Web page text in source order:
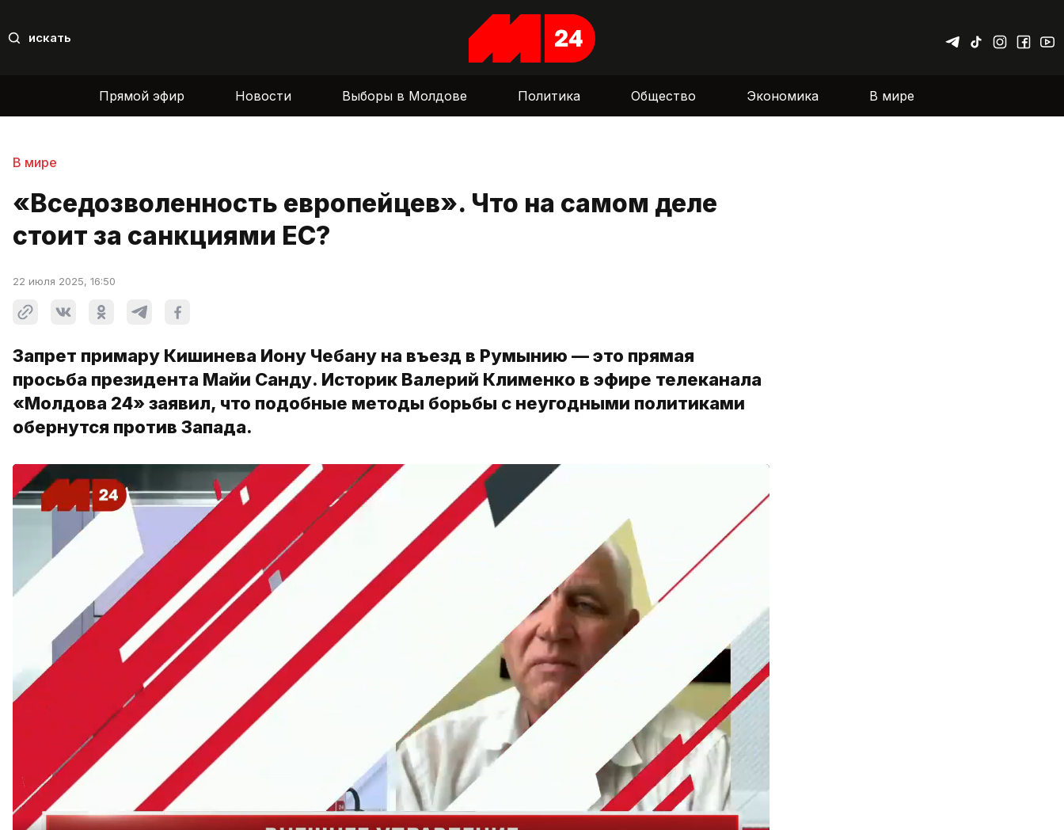
искать
Прямой эфир Новости Выборы в Молдове Политика Общество Экономика В мире
В мире
«Вседозволенность европейцев». Что на самом деле
стоит за санкциями ЕС?
22 июля 2025, 16:50
Запрет примару Кишинева Иону Чебану на въезд в Румынию — это прямая
просьба президента Майи Санду. Историк Валерий Клименко в эфире телеканала
«Молдова 24» заявил, что подобные методы борьбы с неугодными политиками
обернутся против Запада.